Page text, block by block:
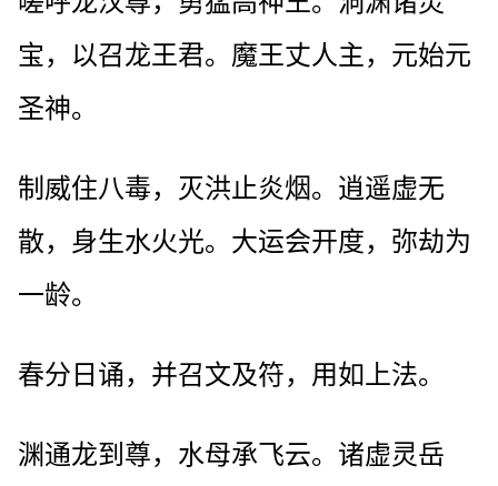
宝，以召龙王君。魔王丈人主，元始元
圣神。
制威住八毒，灭洪止炎烟。逍遥虚无
散，身生水火光。大运会开度，弥劫为
一龄。
春分日诵，并召文及符，用如上法。
渊通龙到尊，水母承飞云。诸虚灵岳